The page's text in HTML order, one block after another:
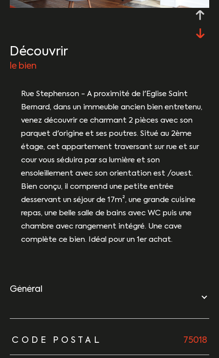
découvrir
le bien
Rue Stephenson - A proximité de l'Eglise Saint
Bernard, dans un immeuble ancien bien entretenu,
venez découvrir ce charmant 2 pièces avec son
parquet d'origine et ses poutres. Situé au 2ème
étage, cet appartement traversant sur rue et sur
cour vous séduira par sa lumière et son
ensoleillement avec son orientation est /ouest.
Bien conçu, il comprend une petite entrée
desservant un séjour de 17m², une grande cuisine
repas, une belle salle de bains avec WC puis une
chambre avec rangement intégré. Une cave
complète ce bien. Idéal pour un 1er achat.
général
TRAD_ZEPHYR_Caracteristique TRAD_ZEPHYR_Valeurs
CODE POSTAL 75018